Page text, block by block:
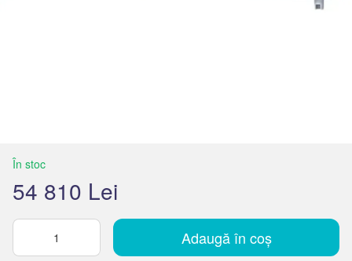
În stoc
54 810 Lei
Adaugă în coș